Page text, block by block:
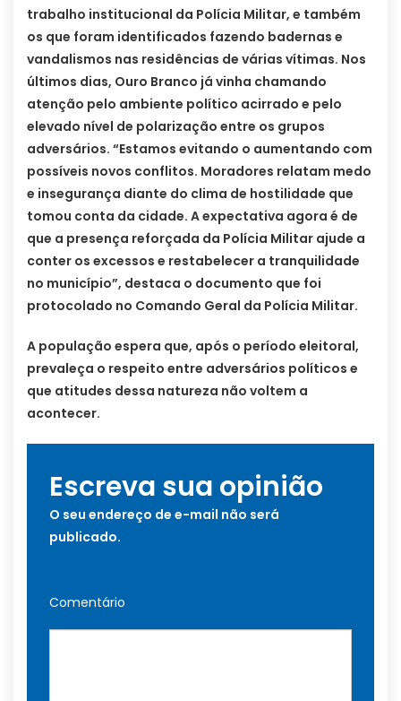
trabalho institucional da Polícia Militar, e também
os que foram identificados fazendo badernas e
vandalismos nas residências de várias vítimas. Nos
últimos dias, Ouro Branco já vinha chamando
atenção pelo ambiente político acirrado e pelo
elevado nível de polarização entre os grupos
adversários. “Estamos evitando o aumentando com
possíveis novos conflitos. Moradores relatam medo
e insegurança diante do clima de hostilidade que
tomou conta da cidade. A expectativa agora é de
que a presença reforçada da Polícia Militar ajude a
conter os excessos e restabelecer a tranquilidade
no município”, destaca o documento que foi
protocolado no Comando Geral da Polícia Militar.
A população espera que, após o período eleitoral,
prevaleça o respeito entre adversários políticos e
que atitudes dessa natureza não voltem a
acontecer.
Escreva sua opinião
O seu endereço de e-mail não será
publicado.
Comentário